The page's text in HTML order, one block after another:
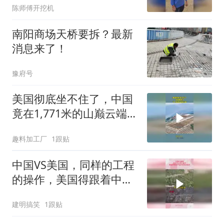
陈师傅开挖机
南阳商场天桥要拆？最新
消息来了！
豫府号
美国彻底坐不住了，中国
竟在1,771米的山巅云端，
趣料加工厂 1跟贴
中国VS美国，同样的工程
的操作，美国得跟着中国
建明搞笑 1跟贴